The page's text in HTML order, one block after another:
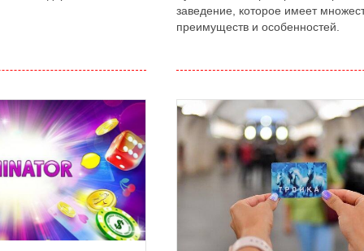
заведение, которое имеет
преимуществ и особенностей.